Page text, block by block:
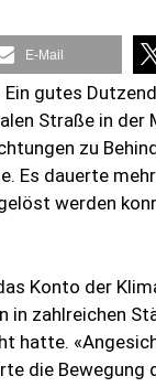
E-Mail
Ein gutes
Straße in
zu
Es dauerte
werden
Konto der
in zahlreichen
hatte.
die Bewegung